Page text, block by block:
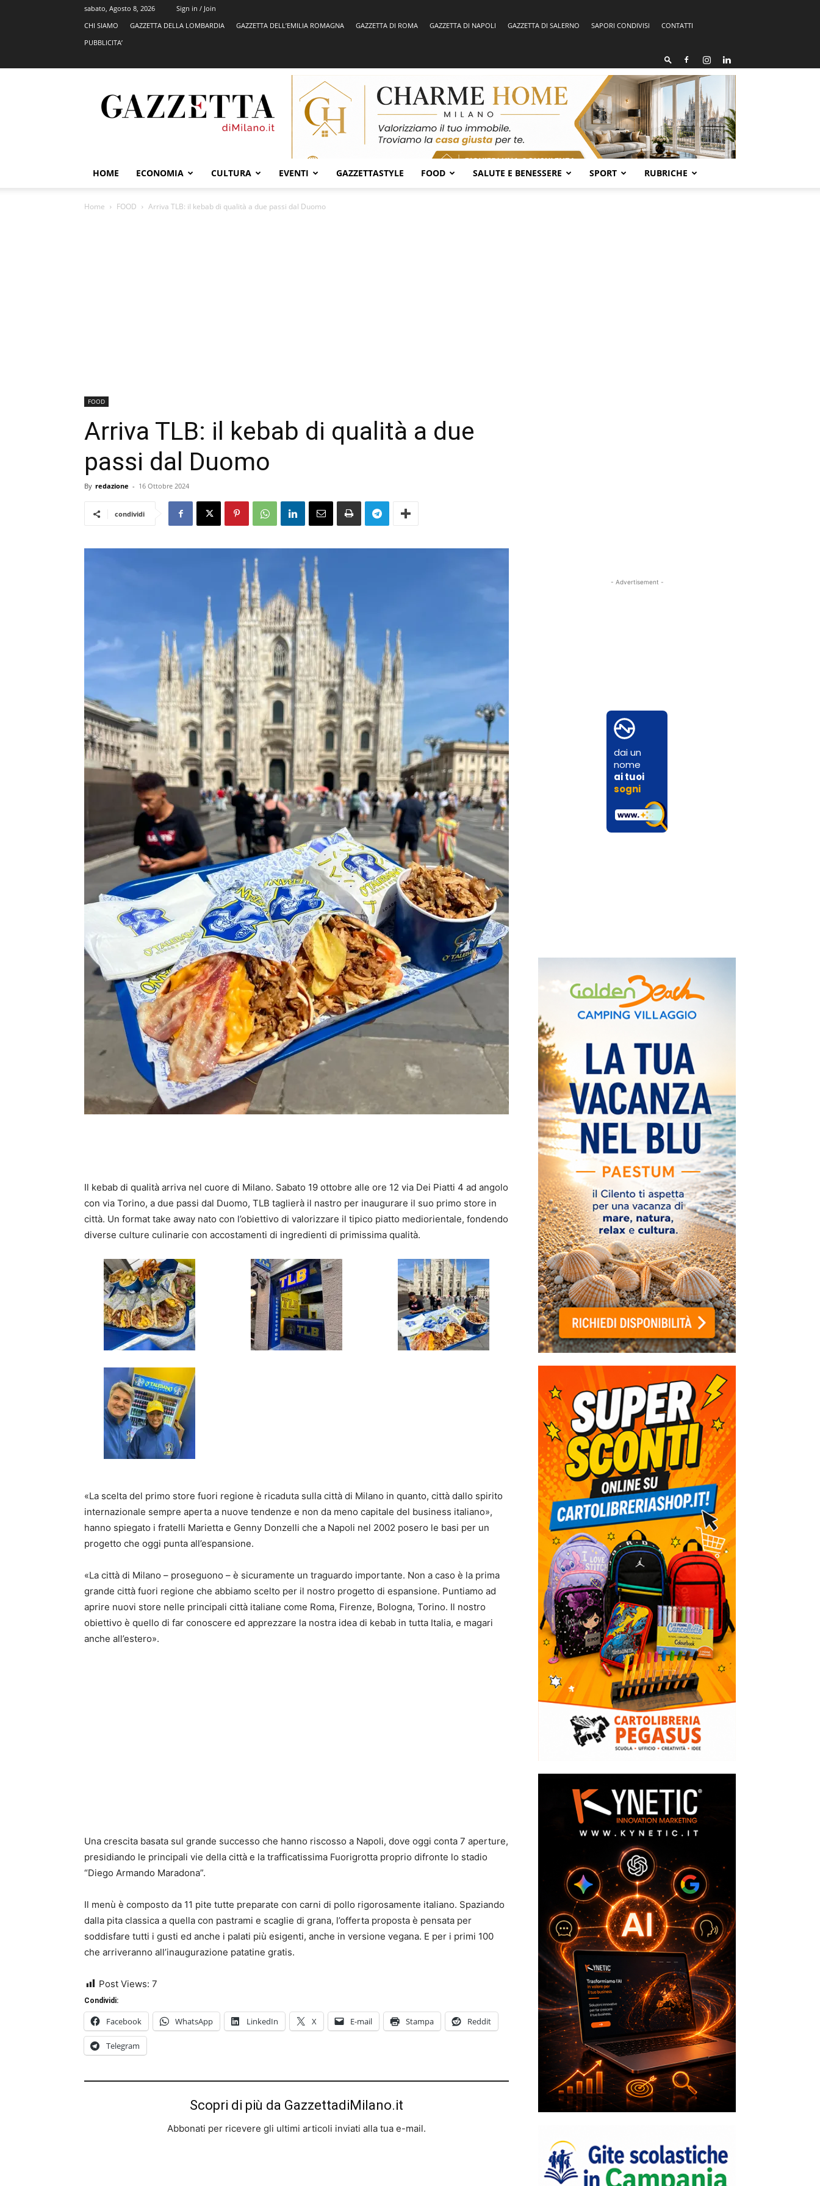
sabato, Agosto 8, 2026
Sign in / Join
CHI SIAMO
GAZZETTA DELLA LOMBARDIA GAZZETTA DELL’EMILIA ROMAGNA GAZZETTA DI ROMA GAZZETTA DI NAPOLI GAZZETTA DI SALERNO SAPORI CONDIVISI
CONTATTI
PUBBLICITA’
HOME ECONOMIA CULTURA EVENTI GAZZETTASTYLE FOOD SALUTE E BENESSERE SPORT RUBRICHE
Home FOOD Arriva TLB: il kebab di qualità a due passi dal Duomo
FOOD
Arriva TLB: il kebab di qualità a due
passi dal Duomo
By redazione - 16 Ottobre 2024
condividi
Il kebab di qualità arriva nel cuore di Milano. Sabato 19 ottobre alle ore 12 via Dei Piatti 4 ad angolo
con via Torino, a due passi dal Duomo, TLB taglierà il nastro per inaugurare il suo primo store in
città. Un format take away nato con l’obiettivo di valorizzare il tipico piatto mediorientale, fondendo
diverse culture culinarie con accostamenti di ingredienti di primissima qualità.
«La scelta del primo store fuori regione è ricaduta sulla città di Milano in quanto, città dallo spirito
internazionale sempre aperta a nuove tendenze e non da meno capitale del business italiano»,
hanno spiegato i fratelli Marietta e Genny Donzelli che a Napoli nel 2002 posero le basi per un
progetto che oggi punta all’espansione.
«La città di Milano – proseguono – è sicuramente un traguardo importante. Non a caso è la prima
grande città fuori regione che abbiamo scelto per il nostro progetto di espansione. Puntiamo ad
aprire nuovi store nelle principali città italiane come Roma, Firenze, Bologna, Torino. Il nostro
obiettivo è quello di far conoscere ed apprezzare la nostra idea di kebab in tutta Italia, e magari
anche all’estero».
Una crescita basata sul grande successo che hanno riscosso a Napoli, dove oggi conta 7 aperture,
presidiando le principali vie della città e la trafficatissima Fuorigrotta proprio difronte lo stadio
“Diego Armando Maradona”.
Il menù è composto da 11 pite tutte preparate con carni di pollo rigorosamente italiano. Spaziando
dalla pita classica a quella con pastrami e scaglie di grana, l’offerta proposta è pensata per
soddisfare tutti i gusti ed anche i palati più esigenti, anche in versione vegana. E per i primi 100
che arriveranno all’inaugurazione patatine gratis.
Post Views: 7
Condividi:
Facebook WhatsApp LinkedIn X E-mail Stampa Reddit
Telegram
Scopri di più da GazzettadiMilano.it
Abbonati per ricevere gli ultimi articoli inviati alla tua e-mail.
- Advertisement -